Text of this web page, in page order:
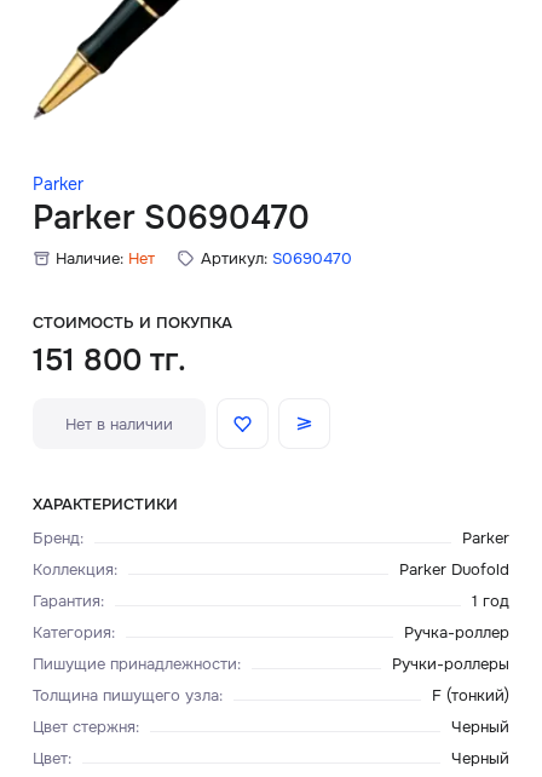
Parker
Parker S0690470
Наличие: Нет Артикул: S0690470
СТОИМОСТЬ И ПОКУПКА
151 800 тг.
Нет в наличии
ХАРАКТЕРИСТИКИ
Бренд:
Parker
Коллекция:
Parker Duofold
Гарантия:
1 год
Категория:
Ручка-роллер
Пишущие принадлежности:
Ручки-роллеры
Толщина пишущего узла:
F (тонкий)
Цвет стержня:
Черный
Цвет:
Черный
Главная
О нас